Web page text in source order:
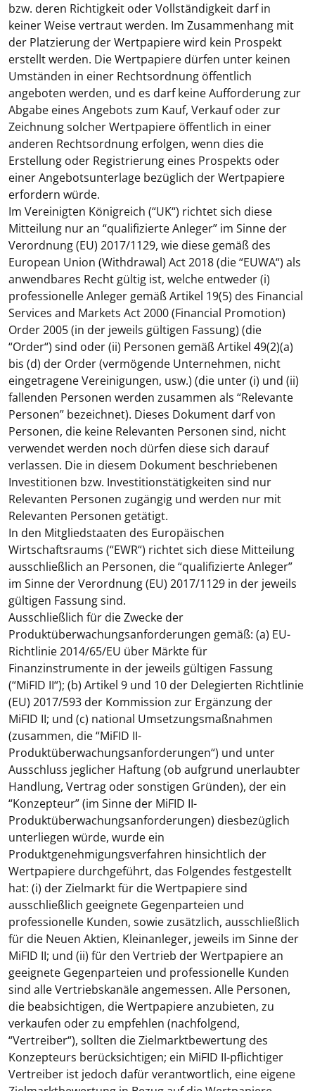
bzw. deren Richtigkeit oder Vollständigkeit darf in
keiner Weise vertraut werden. Im Zusammenhang mit
der Platzierung der Wertpapiere wird kein Prospekt
erstellt werden. Die Wertpapiere dürfen unter keinen
Umständen in einer Rechtsordnung öffentlich
angeboten werden, und es darf keine Aufforderung zur
Abgabe eines Angebots zum Kauf, Verkauf oder zur
Zeichnung solcher Wertpapiere öffentlich in einer
anderen Rechtsordnung erfolgen, wenn dies die
Erstellung oder Registrierung eines Prospekts oder
einer Angebotsunterlage bezüglich der Wertpapiere
erfordern würde.
Im Vereinigten Königreich (“UK“) richtet sich diese
Mitteilung nur an “qualifizierte Anleger” im Sinne der
Verordnung (EU) 2017/1129, wie diese gemäß des
European Union (Withdrawal) Act 2018 (die “EUWA“) als
anwendbares Recht gültig ist, welche entweder (i)
professionelle Anleger gemäß Artikel 19(5) des Financial
Services and Markets Act 2000 (Financial Promotion)
Order 2005 (in der jeweils gültigen Fassung) (die
“Order“) sind oder (ii) Personen gemäß Artikel 49(2)(a)
bis (d) der Order (vermögende Unternehmen, nicht
eingetragene Vereinigungen, usw.) (die unter (i) und (ii)
fallenden Personen werden zusammen als “Relevante
Personen” bezeichnet). Dieses Dokument darf von
Personen, die keine Relevanten Personen sind, nicht
verwendet werden noch dürfen diese sich darauf
verlassen. Die in diesem Dokument beschriebenen
Investitionen bzw. Investitionstätigkeiten sind nur
Relevanten Personen zugängig und werden nur mit
Relevanten Personen getätigt.
In den Mitgliedstaaten des Europäischen
Wirtschaftsraums (“EWR“) richtet sich diese Mitteilung
ausschließlich an Personen, die “qualifizierte Anleger”
im Sinne der Verordnung (EU) 2017/1129 in der jeweils
gültigen Fassung sind.
Ausschließlich für die Zwecke der
Produktüberwachungsanforderungen gemäß: (a) EU-
Richtlinie 2014/65/EU über Märkte für
Finanzinstrumente in der jeweils gültigen Fassung
(“MiFID II“); (b) Artikel 9 und 10 der Delegierten Richtlinie
(EU) 2017/593 der Kommission zur Ergänzung der
MiFID II; und (c) national Umsetzungsmaßnahmen
(zusammen, die “MiFID II-
Produktüberwachungsanforderungen“) und unter
Ausschluss jeglicher Haftung (ob aufgrund unerlaubter
Handlung, Vertrag oder sonstigen Gründen), der ein
“Konzepteur” (im Sinne der MiFID II-
Produktüberwachungsanforderungen) diesbezüglich
unterliegen würde, wurde ein
Produktgenehmigungsverfahren hinsichtlich der
Wertpapiere durchgeführt, das Folgendes festgestellt
hat: (i) der Zielmarkt für die Wertpapiere sind
ausschließlich geeignete Gegenparteien und
professionelle Kunden, sowie zusätzlich, ausschließlich
für die Neuen Aktien, Kleinanleger, jeweils im Sinne der
MiFID II; und (ii) für den Vertrieb der Wertpapiere an
geeignete Gegenparteien und professionelle Kunden
sind alle Vertriebskanäle angemessen. Alle Personen,
die beabsichtigen, die Wertpapiere anzubieten, zu
verkaufen oder zu empfehlen (nachfolgend,
“Vertreiber“), sollten die Zielmarktbewertung des
Konzepteurs berücksichtigen; ein MiFID II-pflichtiger
Vertreiber ist jedoch dafür verantwortlich, eine eigene